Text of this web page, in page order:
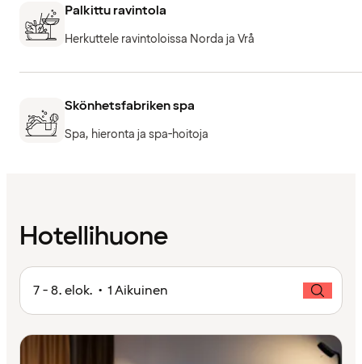
Palkittu ravintola
Herkuttele ravintoloissa Norda ja Vrå
Skönhetsfabriken spa
Spa, hieronta ja spa-hoitoja
Hotellihuone
7 - 8. elok. • 1 Aikuinen